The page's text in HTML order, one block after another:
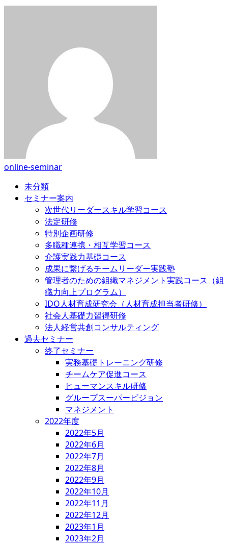
online-seminar
未分類
セミナー案内
次世代リーダースキル学習コース
法定研修
特別企画研修
多職種連携・相互学習コース
介護実践力基礎コース
成果に繋げるチームリーダー実践塾
管理者のための組織マネジメント実践コース（組
織力向上プログラム）
IDO人材育成研究会（人材育成担当者研修）
社会人基礎力習得研修
法人経営共創コンサルティング
過去セミナー
終了セミナー
実務基礎トレーニング研修
チームケア促進コース
ヒューマンスキル研修
グループスーパービジョン
マネジメント
2022年度
2022年5月
2022年6月
2022年7月
2022年8月
2022年9月
2022年10月
2022年11月
2022年12月
2023年1月
2023年2月